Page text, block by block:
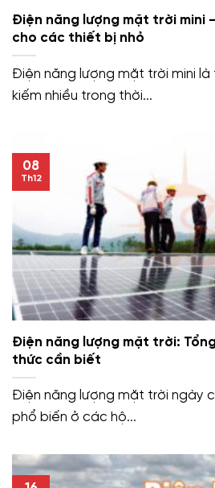
Điện năng lượng mặt trời mini
cho các thiết bị nhỏ
Điện năng lượng mặt trời mini
kiếm nhiều trong thời...
Điện năng lượng mặt trời:
thức cần biết
Điện năng lượng mặt trời ngày
phổ biến ở các hộ...
08
Th12